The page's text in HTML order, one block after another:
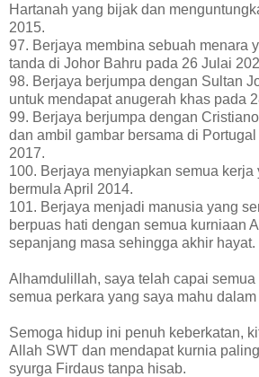
Hartanah yang bijak dan
2015.
97. Berjaya membina sebuah menara
tanda di Johor Bahru pada 26 Julai
98. Berjaya berjumpa dengan Sultan
untuk mendapat anugerah khas pada
99. Berjaya berjumpa dengan
dan ambil gambar bersama di
2017.
100. Berjaya menyiapkan semua kerja
bermula April 2014.
101. Berjaya menjadi manusia yang
berpuas hati dengan semua kurniaan
sepanjang masa sehingga akhir hayat.
Alhamdulillah, saya telah capai semua
semua perkara yang saya mahu dalam
Semoga hidup ini penuh keberkatan,
Allah SWT dan mendapat kurnia
syurga Firdaus tanpa hisab.